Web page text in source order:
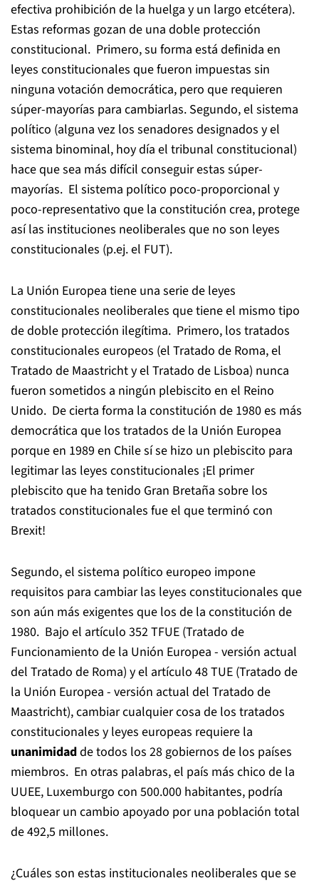
efectiva prohibición de la huelga y un largo etcétera).
Estas reformas gozan de una doble protección
constitucional. Primero, su forma está definida en
leyes constitucionales que fueron impuestas sin
ninguna votación democrática, pero que requieren
súper-mayorías para cambiarlas. Segundo, el sistema
político (alguna vez los senadores designados y el
sistema binominal, hoy día el tribunal constitucional)
hace que sea más difícil conseguir estas súper-
mayorías. El sistema político poco-proporcional y
poco-representativo que la constitución crea, protege
así las instituciones neoliberales que no son leyes
constitucionales (p.ej. el FUT).
La Unión Europea tiene una serie de leyes
constitucionales neoliberales que tiene el mismo tipo
de doble protección ilegítima. Primero, los tratados
constitucionales europeos (el Tratado de Roma, el
Tratado de Maastricht y el Tratado de Lisboa) nunca
fueron sometidos a ningún plebiscito en el Reino
Unido. De cierta forma la constitución de 1980 es más
democrática que los tratados de la Unión Europea
porque en 1989 en Chile sí se hizo un plebiscito para
legitimar las leyes constitucionales ¡El primer
plebiscito que ha tenido Gran Bretaña sobre los
tratados constitucionales fue el que terminó con
Brexit!
Segundo, el sistema político europeo impone
requisitos para cambiar las leyes constitucionales que
son aún más exigentes que los de la constitución de
1980. Bajo el artículo 352 TFUE (Tratado de
Funcionamiento de la Unión Europea - versión actual
del Tratado de Roma) y el artículo 48 TUE (Tratado de
la Unión Europea - versión actual del Tratado de
Maastricht), cambiar cualquier cosa de los tratados
constitucionales y leyes europeas requiere la
unanimidadde todos los 28 gobiernos de los países
miembros. En otras palabras, el país más chico de la
UUEE, Luxemburgo con 500.000 habitantes, podría
bloquear un cambio apoyado por una población total
de 492,5 millones.
¿Cuáles son estas institucionales neoliberales que se